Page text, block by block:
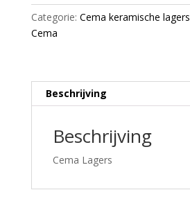
26
x
8
aantal
Categorie: Cema keramische lagers
Cema
Beschrijving
Beschrijving
Cema Lagers